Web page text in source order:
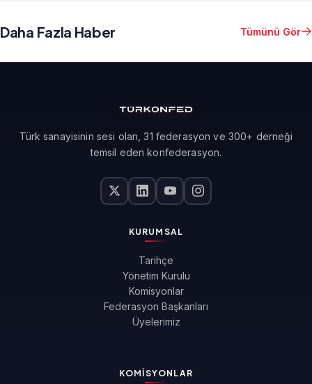
Daha Fazla Haber Tümünü Gör
Türk sanayisinin sesi olan, 31 federasyon ve 300+ derneği
temsil eden konfederasyon.
KURUMSAL
Tarihçe
Yönetim Kurulu
Komisyonlar
Federasyon Başkanları
Üyelerimiz
KOMISYONLAR